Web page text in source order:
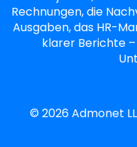
Rechnungen, die
Ausgaben, das HR-
klarer Berichte
©2026Admonet